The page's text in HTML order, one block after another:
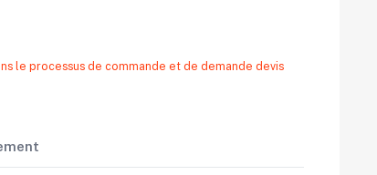
le processus de commande et de demande devis